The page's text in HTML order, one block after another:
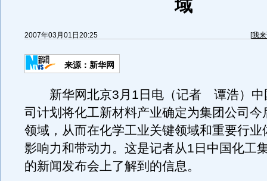
域
2007年03月01日20:25 [我
来源：新华网
新华网北京3月1日电（记者 谭浩）中
司计划将化工新材料产业确定为集团公司今
领域，从而在化学工业关键领域和重要行业
影响力和带动力。这是记者从1日中国化工
的新闻发布会上了解到的信息。